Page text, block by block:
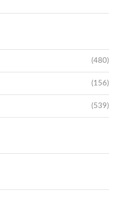
(480)
(156)
(539)